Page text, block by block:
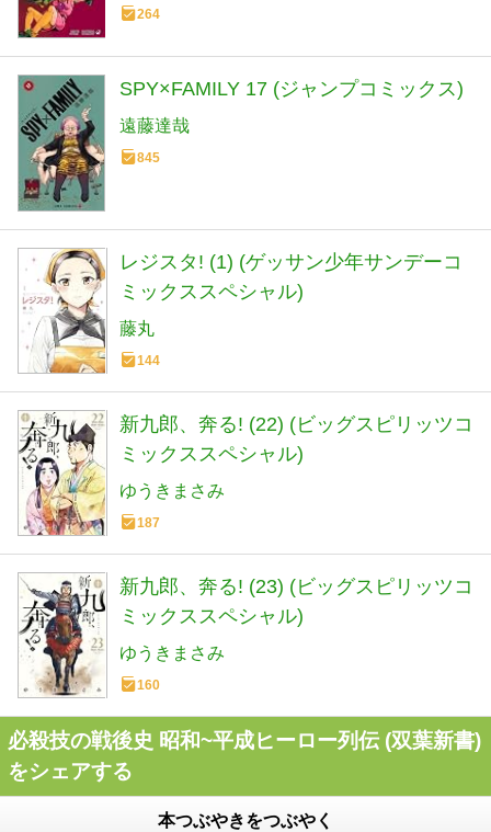
264
SPY×FAMILY 17 (ジャンプコミックス)
遠藤達哉
845
レジスタ! (1) (ゲッサン少年サンデーコ
ミックススペシャル)
藤丸
144
新九郎、奔る! (22) (ビッグスピリッツコ
ミックススペシャル)
ゆうきまさみ
187
新九郎、奔る! (23) (ビッグスピリッツコ
ミックススペシャル)
ゆうきまさみ
160
必殺技の戦後史 昭和~平成ヒーロー列伝 (双葉新書)
をシェアする
本つぶやきをつぶやく